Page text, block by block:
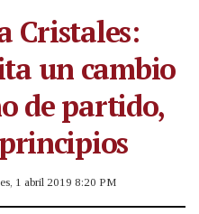
Cristales:
un cambio
de partido,
1 abril 2019 8:20 PM